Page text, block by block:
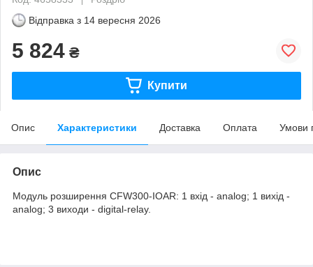
Відправка з 14 вересня 2026
5 824 ₴
Купити
Опис Характеристики Доставка Оплата Умови
Опис
Модуль розширення CFW300-IOAR: 1 вхід - analog; 1 вихід -
analog; 3 виходи - digital-relay.